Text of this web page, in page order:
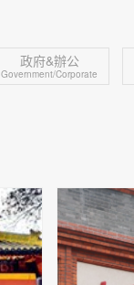
政府&辦公
Government/Corporate